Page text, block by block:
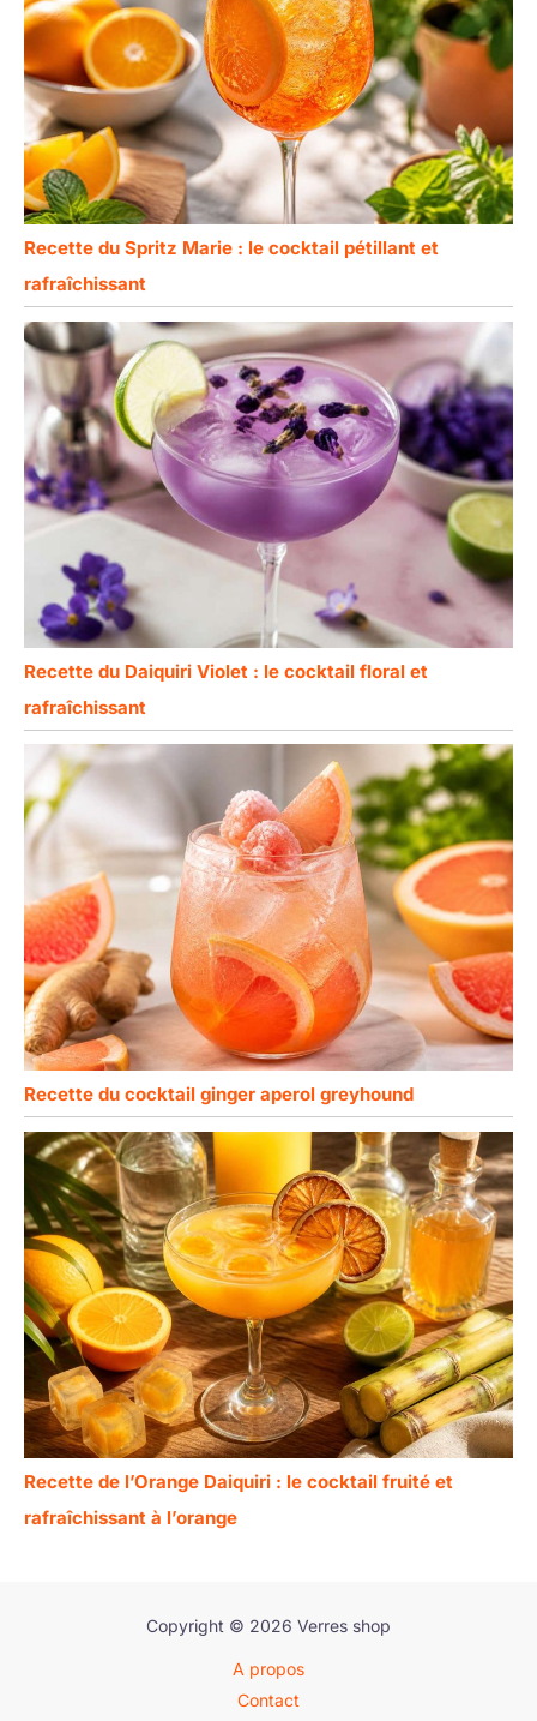
Recette du Spritz Marie : le cocktail pétillant et
rafraîchissant
Recette du Daiquiri Violet : le cocktail floral et
rafraîchissant
Recette du cocktail ginger aperol greyhound
Recette de l’Orange Daiquiri : le cocktail fruité et
rafraîchissant à l’orange
Copyright © 2026 Verres shop
A propos
Contact